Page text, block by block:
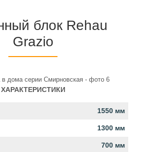
блок Rehau
Grazio
ХАРАКТЕРИСТИКИ
1550 мм
1300 мм
700 мм